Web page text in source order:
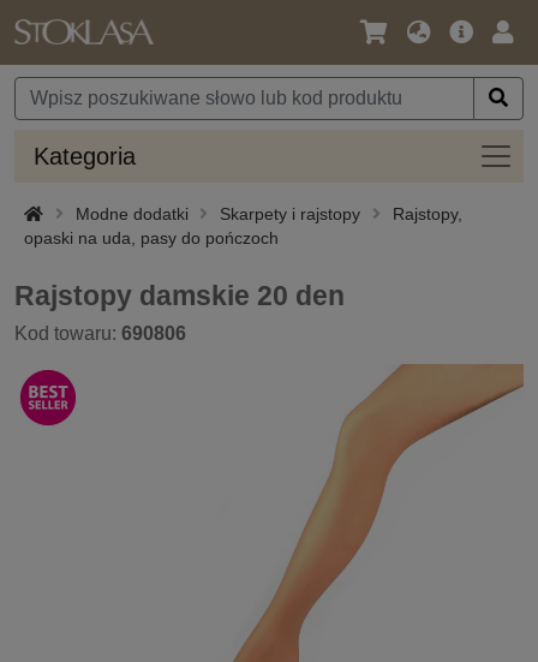
Język
Waluta
Oferta
Kategoria
Modne dodatki Skarpety i rajstopy
Rajstopy,
opaski na uda, pasy do pończoch
Rajstopy damskie 20 den
Kod towaru: 690806